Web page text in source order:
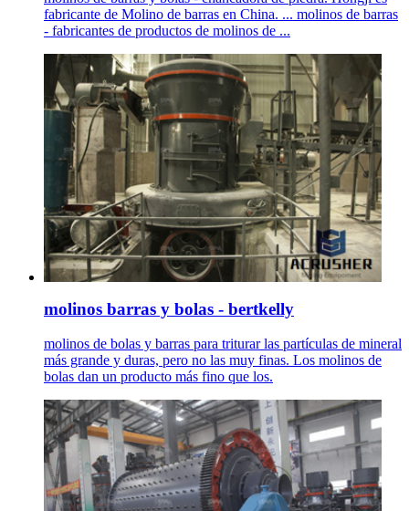
fabricante de Molino de barras en China. ... molinos de barras
- fabricantes de productos de molinos de ...
molinos barras y bolas - bertkelly
molinos de bolas y barras para triturar las partículas de mineral
más grande y duras, pero no las muy finas. Los molinos de
bolas dan un producto más fino que los.